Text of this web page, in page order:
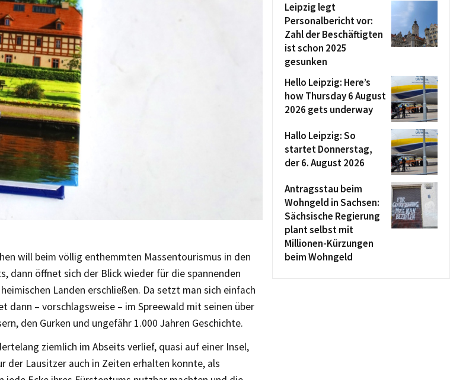
will beim völlig enthemmten Massentourismus in den
dann öffnet sich der Blick wieder für die spannenden
Landen erschließen. Da setzt man sich einfach
dann – vorschlagsweise – im Spreewald mit seinen über
den Gurken und ungefähr 1.000 Jahren Geschichte.
ziemlich im Abseits verlief, quasi auf einer Insel,
der Lausitzer auch in Zeiten erhalten konnte, als
Leipzig legt
Personalbericht vor:
Zahl der Beschäftigten
ist schon 2025
gesunken
Hello Leipzig: Here’s
how Thursday 6 August
2026 gets underway
Hallo Leipzig: So
startet Donnerstag,
der 6. August 2026
Antragsstau beim
Wohngeld in Sachsen:
Sächsische Regierung
plant selbst mit
Millionen-Kürzungen
beim Wohngeld